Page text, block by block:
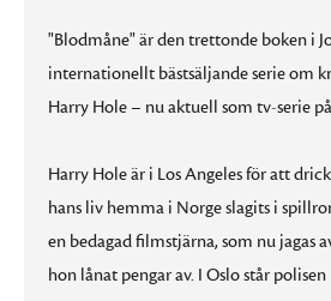
"Blodmåne" är den trettonde boken i
internationellt bästsäljande serie om
Harry Hole – nu aktuell som tv-serie
Harry Hole är i Los Angeles för att
hans liv hemma i Norge slagits i
en bedagad filmstjärna, som nu jagas
hon lånat pengar av. I Oslo står